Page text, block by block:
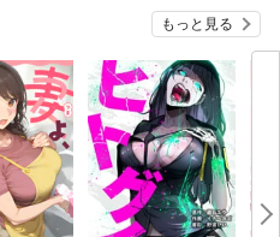
もっと見る